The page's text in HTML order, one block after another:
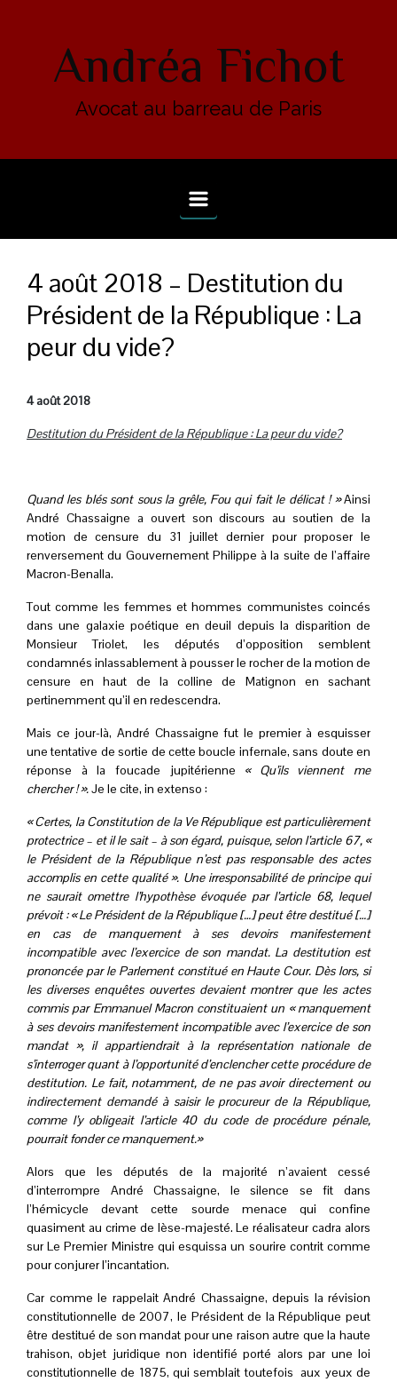
Andréa Fichot
Avocat au barreau de Paris
4 août 2018 – Destitution du
Président de la République : La
peur du vide?
4 août 2018
Destitution du Président de la République : La peur du vide?
Quand les blés sont sous la grêle, Fou qui fait le délicat ! »Ainsi
André Chassaigne a ouvert son discours au soutien de la
motion de censure du 31 juillet dernier pour proposer le
renversement du Gouvernement Philippe à la suite de l’affaire
Macron-Benalla.
Tout comme les femmes et hommes communistes coincés
dans une galaxie poétique en deuil depuis la disparition de
Monsieur Triolet, les députés d’opposition semblent
condamnés inlassablement à pousser le rocher de la motion de
censure en haut de la colline de Matignon en sachant
pertinemment qu’il en redescendra.
Mais ce jour-là, André Chassaigne fut le premier à esquisser
une tentative de sortie de cette boucle infernale, sans doute en
réponse à la foucade jupitérienne « Qu’ils viennent me
chercher ! ».Je le cite, in extenso :
« Certes, la Constitution de la Ve République est particulièrement
protectrice – et il le sait – à son égard, puisque, selon l’article 67, «
le Président de la République n’est pas responsable des actes
accomplis en cette qualité ». Une irresponsabilité de principe qui
ne saurait omettre l’hypothèse évoquée par l’article 68, lequel
prévoit : « Le Président de la République […] peut être destitué […]
en cas de manquement à ses devoirs manifestement
incompatible avec l’exercice de son mandat. La destitution est
prononcée par le Parlement constitué en Haute Cour. Dès lors, si
les diverses enquêtes ouvertes devaient montrer que les actes
commis par Emmanuel Macron constituaient un « manquement
à ses devoirs manifestement incompatible avec l’exercice de son
mandat », il appartiendrait à la représentation nationale de
s’interroger quant à l’opportunité d’enclencher cette procédure de
destitution. Le fait, notamment, de ne pas avoir directement ou
indirectement demandé à saisir le procureur de la République,
comme l’y obligeait l’article 40 du code de procédure pénale,
pourrait fonder ce manquement.»
Alors que les députés de la majorité n’avaient cessé
d’interrompre André Chassaigne, le silence se fit dans
l’hémicycle devant cette sourde menace qui confine
quasiment au crime de lèse-majesté. Le réalisateur cadra alors
sur Le Premier Ministre qui esquissa un sourire contrit comme
pour conjurer l’incantation.
Car comme le rappelait André Chassaigne, depuis la révision
constitutionnelle de 2007, le Président de la République peut
être destitué de son mandat pour une raison autre que la haute
trahison, objet juridique non identifié porté alors par une loi
constitutionnelle de 1875, qui semblait toutefois aux yeux de